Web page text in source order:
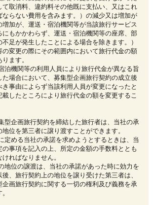
取消料、違約料その他既に支払い、又はこれ
らない費用を含みます。）の減少又は増加が
加が、運送・宿泊機関等が当該旅行サービス
もかかわらず、運送・宿泊機関等の座席、部
足が発生したことによる場合を除きます。）
変更の際にその範囲内において旅行代金の額
ます。
泊機関等の利用人員により旅行代金が異なる旨
場合において、募集型企画旅行契約の成立後
事由によらず当該利用人員が変更になったと
したところにより旅行代金の額を変更するこ
型企画旅行契約を締結した旅行者は、当社の承
位を第三者に譲り渡すことができます。
定める当社の承諾を求めようとするときは、当
事項を記入の上、所定の金額の手数料ととも
ればなりません。
地位の譲渡は、当社の承諾があった時に効力を
、旅行契約上の地位を譲り受けた第三者は、
画旅行契約に関する一切の権利及び義務を承